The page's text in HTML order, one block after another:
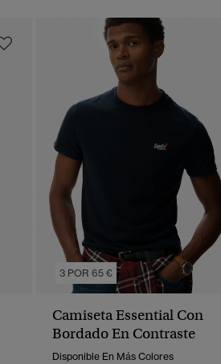
3 POR 65 €
Camiseta Essential Con
Bordado En Contraste
Disponible En Más Colores